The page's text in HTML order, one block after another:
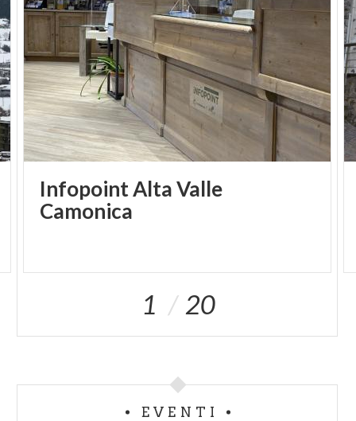
Infopoint Alta Valle
Camonica
1 20
EVENTI